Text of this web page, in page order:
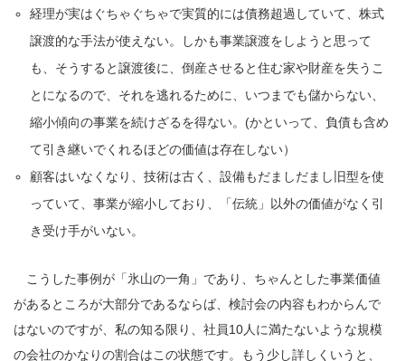
経理が実はぐちゃぐちゃで実質的には債務超過していて、株式
譲渡的な手法が使えない。しかも事業譲渡をしようと思って
も、そうすると譲渡後に、倒産させると住む家や財産を失うこ
とになるので、それを逃れるために、いつまでも儲からない、
縮小傾向の事業を続けざるを得ない。(かといって、負債も含め
て引き継いでくれるほどの価値は存在しない）
顧客はいなくなり、技術は古く、設備もだましだまし旧型を使
っていて、事業が縮小しており、「伝統」以外の価値がなく引
き受け手がいない。
こうした事例が「氷山の一角」であり、ちゃんとした事業価値
があるところが大部分であるならば、検討会の内容もわからんで
はないのですが、私の知る限り、社員10人に満たないような規模
の会社のかなりの割合はこの状態です。もう少し詳しくいうと、